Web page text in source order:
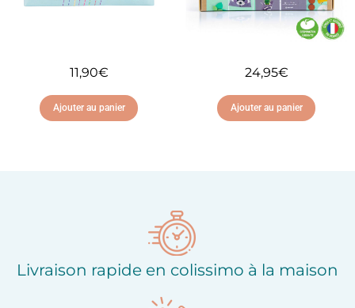
11,90€
Ajouter au panier
24,95€
Ajouter au panier
Livraison rapide en colissimo à la maison